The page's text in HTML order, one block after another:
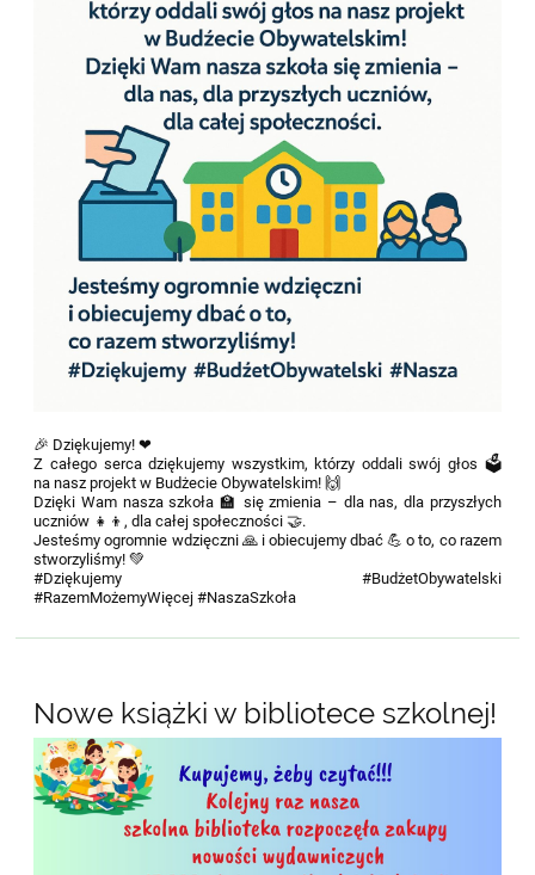
🎉 Dziękujemy! ❤
Z całego serca dziękujemy wszystkim, którzy oddali swój głos 🗳
na nasz projekt w Budżecie Obywatelskim! 🙌
Dzięki Wam nasza szkoła 🏫 się zmienia – dla nas, dla przyszłych
uczniów 👧👦, dla całej społeczności 🤝.
Jesteśmy ogromnie wdzięczni 🙏 i obiecujemy dbać 💪 o to, co razem
stworzyliśmy! 💚
#Dziękujemy #BudżetObywatelski
#RazemMożemyWięcej #NaszaSzkoła
Nowe książki w bibliotece szkolnej!